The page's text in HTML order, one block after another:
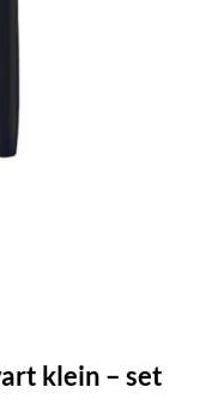
klein – set